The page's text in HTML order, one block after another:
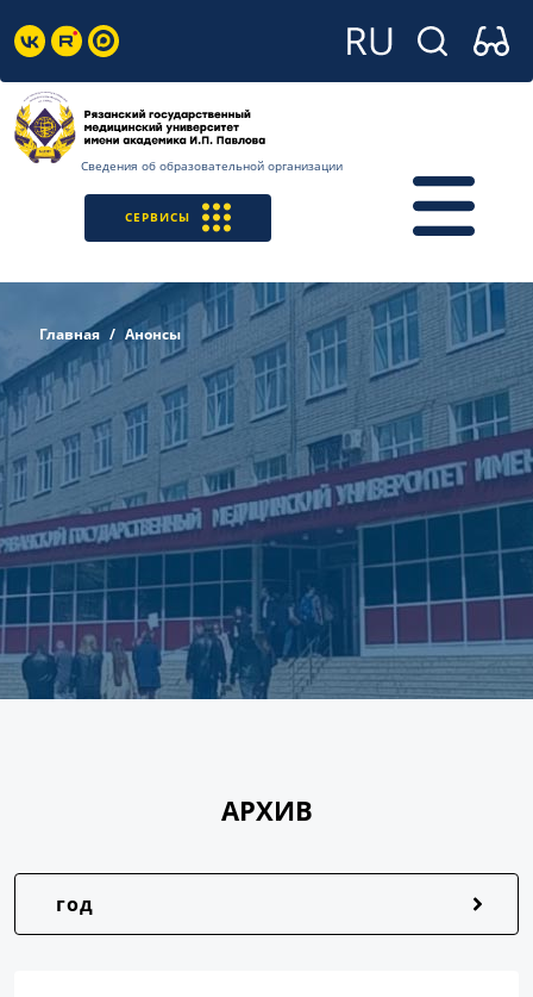
Сведения об образовательной организации
СЕРВИСЫ
Главная Анонсы
АРХИВ
год